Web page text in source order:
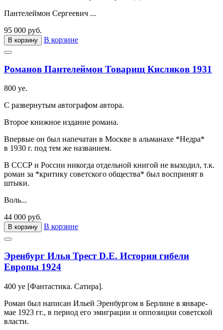
Пантелеймон Сергеевич ...
95 000 руб.
В корзину В корзине
Романов Пантелеймон Товарищ Кисляков 1931
800 ye.
С развернутым автографом автора.
Второе книжное издание романа.
Впервые он был напечатан в Москве в альманахе *Недра*
в 1930 г. под тем же названием.
В СССР и России никогда отдельной книгой не выходил, т.к.
роман за *критику советского общества* был воспринят в
штыки.
Воль...
44 000 руб.
В корзину В корзине
Эренбург Илья Трест D.E. История гибели
Европы 1924
400 ye [Фантастика. Сатира].
Роман был написан Ильей Эренбургом в Берлине в январе-
мае 1923 гг., в период его эмиграции и оппозиции советской
власти.